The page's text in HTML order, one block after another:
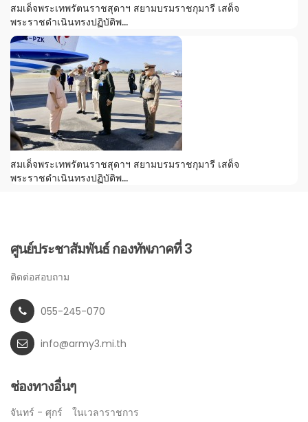
สมเด็จพระเทพรัตนราชสุดาฯ สยามบรมราชกุมารี เสด็จ
พระราชดำเนินทรงปฏิบัติพ...
สมเด็จพระเทพรัตนราชสุดาฯ สยามบรมราชกุมารี เสด็จ
พระราชดำเนินทรงปฏิบัติพ...
ศูนย์ประชาสัมพันธ์ กองทัพภาคที่ 3
ติดต่อสอบถาม
055-245-070
info@army3.mi.th
ช่องทางอื่นๆ
จันทร์ - ศุกร์ ในเวลาราชการ